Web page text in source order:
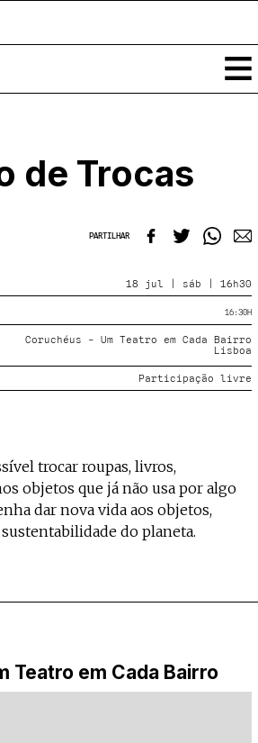
- App
curtos
mais longe.
de Trocas
PARTILHAR
18 jul | sáb | 16h30
16:30H
Coruchéus - Um Teatro em Cada Bairro
Lisboa
Participação livre
trocar roupas, livros,
objetos que já não usa por algo
dar nova vida aos objetos,
do planeta.
Teatro em Cada Bairro